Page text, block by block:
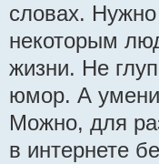
словах.
некоторым
жизни. Не
юмор. А
Можно, для
в интернете